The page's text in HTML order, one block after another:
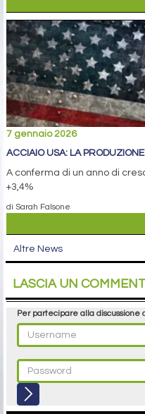
7 gennaio 2026
ACCIAIO USA: LA
A conferma di un anno di
+3,4%
di Sarah Falsone
Altre News
LASCIA UN
Per partecipare alla